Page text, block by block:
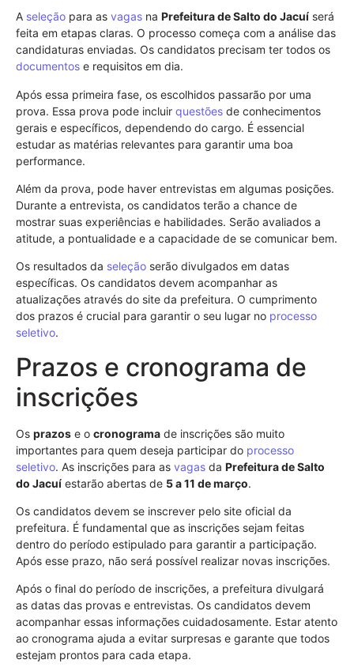
A seleção para as vagas na Prefeitura de Salto do Jacuí será
feita em etapas claras. O processo começa com a análise das
candidaturas enviadas. Os candidatos precisam ter todos os
documentos e requisitos em dia.
Após essa primeira fase, os escolhidos passarão por uma
prova. Essa prova pode incluir questões de conhecimentos
gerais e específicos, dependendo do cargo. É essencial
estudar as matérias relevantes para garantir uma boa
performance.
Além da prova, pode haver entrevistas em algumas posições.
Durante a entrevista, os candidatos terão a chance de
mostrar suas experiências e habilidades. Serão avaliados a
atitude, a pontualidade e a capacidade de se comunicar bem.
Os resultados da seleção serão divulgados em datas
específicas. Os candidatos devem acompanhar as
atualizações através do site da prefeitura. O cumprimento
dos prazos é crucial para garantir o seu lugar no processo
seletivo.
Prazos e cronograma de
inscrições
Os prazos e o cronograma de inscrições são muito
importantes para quem deseja participar do processo
seletivo. As inscrições para as vagas da Prefeitura de Salto
do Jacuí estarão abertas de 5 a 11 de março.
Os candidatos devem se inscrever pelo site oficial da
prefeitura. É fundamental que as inscrições sejam feitas
dentro do período estipulado para garantir a participação.
Após esse prazo, não será possível realizar novas inscrições.
Após o final do período de inscrições, a prefeitura divulgará
as datas das provas e entrevistas. Os candidatos devem
acompanhar essas informações cuidadosamente. Estar atento
ao cronograma ajuda a evitar surpresas e garante que todos
estejam prontos para cada etapa.